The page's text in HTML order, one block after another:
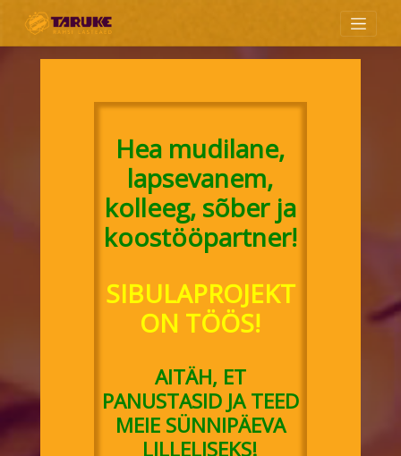
content
Hea mudilane,
lapsevanem,
kolleeg, sõber ja
koostööpartner!
SIBULAPROJEKT
ON TÖÖS!
AITÄH, ET
PANUSTASID JA TEED
MEIE SÜNNIPÄEVA
LILLELISEKS!